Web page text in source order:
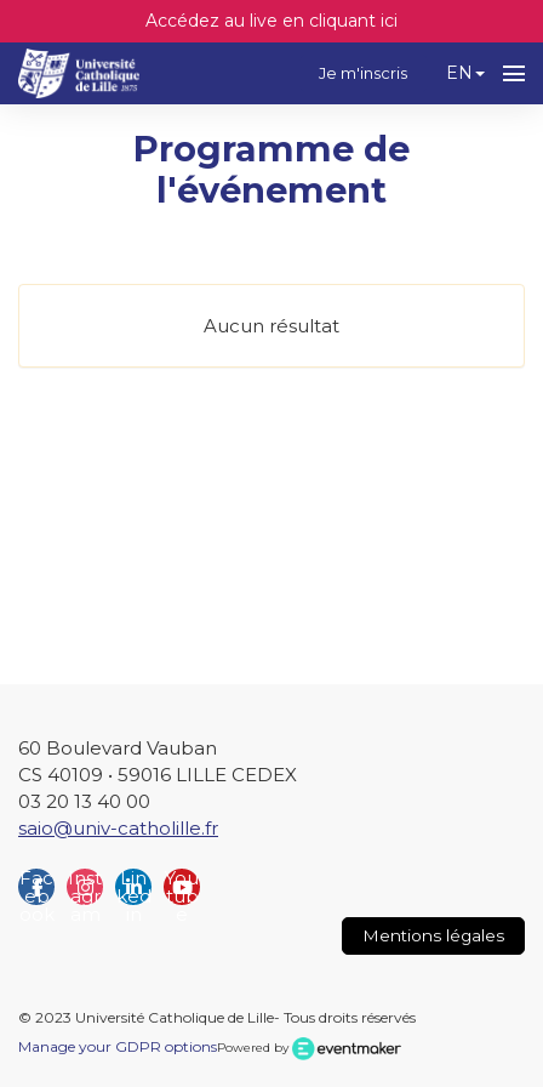
Accédez au live en cliquant ici
Je m'inscris EN
Programme de
l'événement
Aucun résultat
60 Boulevard Vauban
CS 40109 • 59016 LILLE CEDEX
03 20 13 40 00
saio@univ-catholille.fr
Fac
eb
Inst
agr
Lin
ked
You
tub
Mentions légales
© 2023 Université Catholique de Lille- Tous droits réservés
Manage your GDPR optionsPowered by